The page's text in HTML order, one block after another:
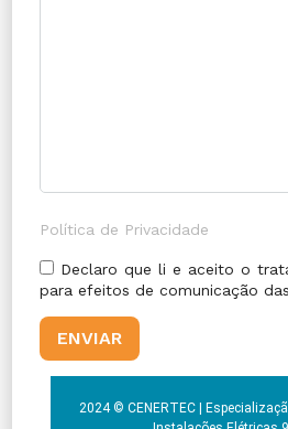
Política de Privacidade
Declaro que li e aceito o
para efeitos de comunicação
2024 © CENERTEC |